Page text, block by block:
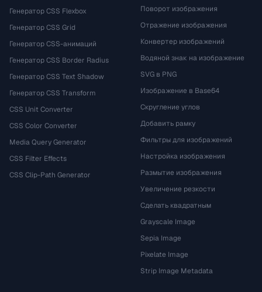
Генератор CSS Flexbox
Генератор CSS Grid
Генератор CSS-анимаций
Генератор CSS Border Radius
Генератор CSS Text Shadow
Генератор CSS Transform
CSS Unit Converter
CSS Color Converter
Media Query Generator
CSS Filter Effects
CSS Clip-Path Generator
Поворот изображения
Отражение изображения
Конвертер изображений
Водяной знак на изображение
SVG в PNG
Изображение в Base64
Скругление углов
Добавить рамку
Фильтры для изображений
Настройка изображения
Размытие изображения
Увеличение резкости
Сделать квадратным
Grayscale Image
Sepia Image
Pixelate Image
Strip Image Metadata